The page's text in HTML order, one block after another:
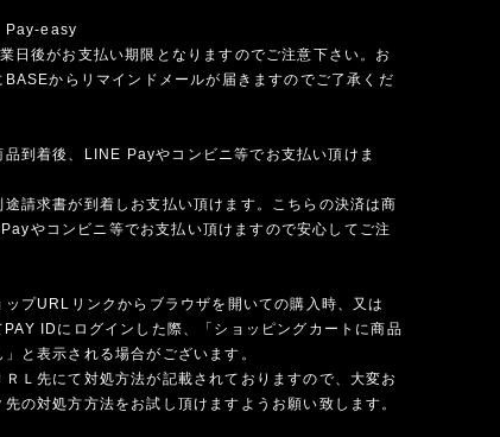
Pay-easy
日後がお支払い期限となりますのでご注意下さい。お
BASEからリマインドメールが届きますのでご了承くだ
品到着後、LINE Payやコンビニ等でお支払い頂けま
請求書が到着しお支払い頂けます。こちらの決済は商
やコンビニ等でお支払い頂けますので安心してご注
プURLリンクからブラウザを開いての購入時、又は
IDにログインした際、「ショッピングカートに商品
と表示される場合がございます。
ＲＬ先にて対処方法が記載されておりますので、大変お
の対処方方法をお試し頂けますようお願い致します。